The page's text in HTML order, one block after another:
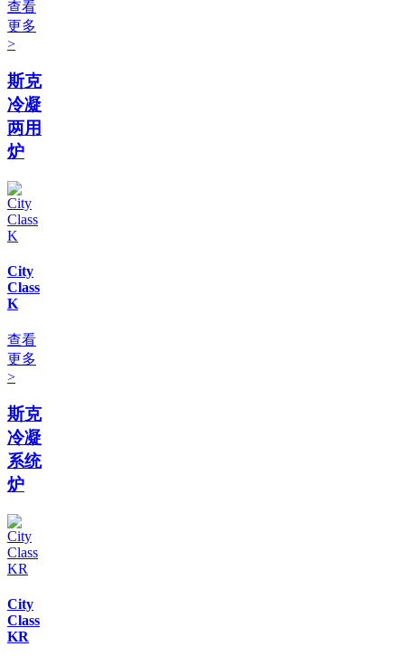
查看
更多
>
斯克
冷凝
两用
炉
City
Class
K
查看
更多
>
斯克
冷凝
系统
炉
City
Class
KR